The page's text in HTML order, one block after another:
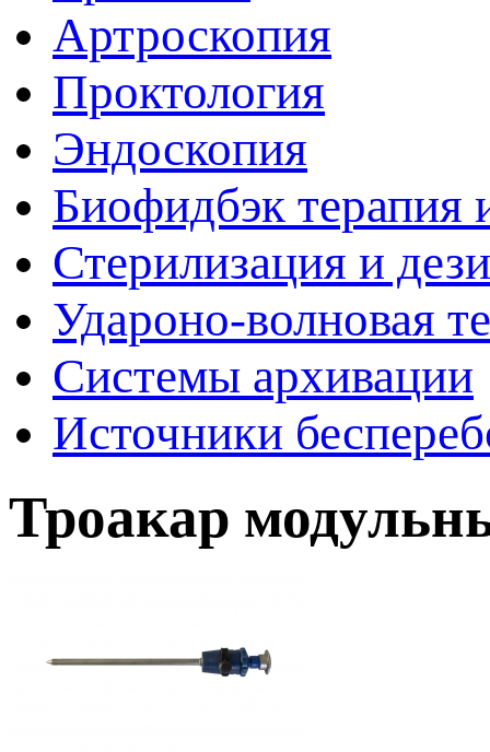
Артроскопия
Проктология
Эндоскопия
Биофидбэк терапия
Стерилизация и
Удароно-волновая
Системы архивации
Источники
Троакар